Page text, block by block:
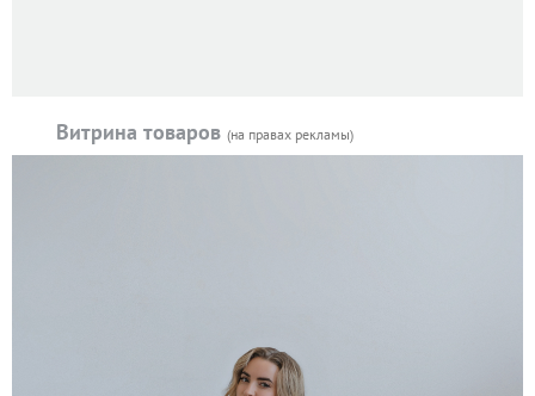
Витрина товаров (на правах рекламы)